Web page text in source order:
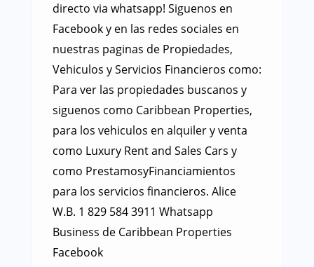
directo via whatsapp! Siguenos en
Facebook y en las redes sociales en
nuestras paginas de Propiedades,
Vehiculos y Servicios Financieros como:
Para ver las propiedades buscanos y
siguenos como Caribbean Properties,
para los vehiculos en alquiler y venta
como Luxury Rent and Sales Cars y
como PrestamosyFinanciamientos
para los servicios financieros. Alice
W.B. 1 829 584 3911 Whatsapp
Business de Caribbean Properties
Facebook